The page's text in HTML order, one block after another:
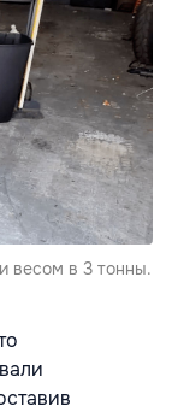
весом в 3 тонны.